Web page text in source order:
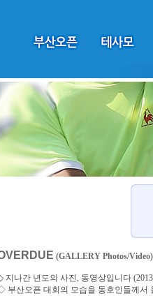
(GALLERY Photos/Video)
지나간 년도의 사진, 동영상입니다
부산오픈 대회의 모습을 동호인들께서